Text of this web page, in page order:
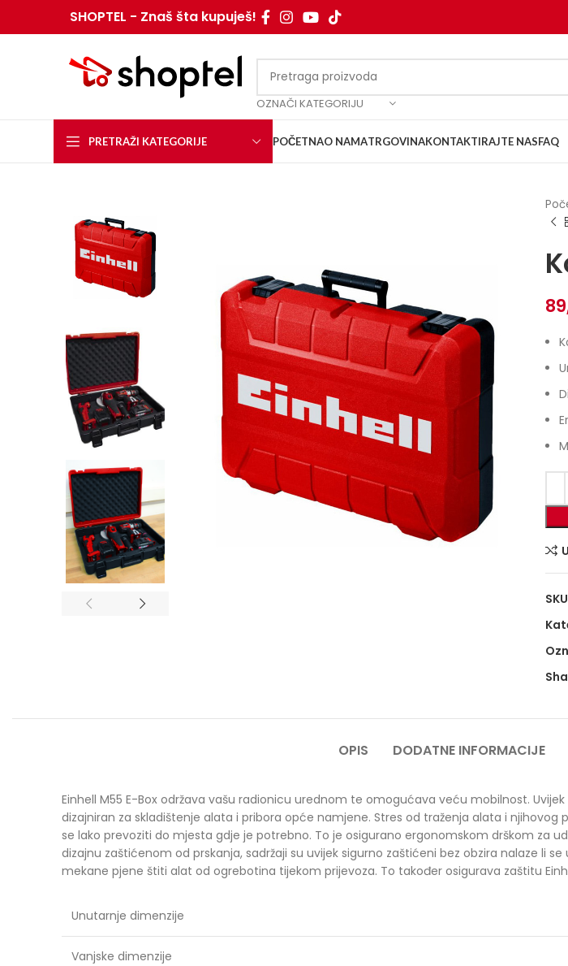
SHOPTEL - Znaš šta kupuješ!
OZNAČI KATEGORIJU
PRETRAŽI KATEGORIJE POČETNAO NAMATRGOVINAKONTAKTIRAJTE NASFAQ
OPIS DODATNE INFORMACIJE
Einhell M55 E-Box održava vašu radionicu urednom te omogućava veću mobilnost.
dizajniran za skladištenje alata i pribora opće namjene. Stres od traženja alata i
se lako prevoziti do mjesta gdje je potrebno. To je osigurano ergonomskom drškom za
dizajnu zaštićenom od prskanja, sadržaji su uvijek sigurno zaštićeni bez obzira nalaze li
mekane pjene štiti alat od ogrebotina tijekom prijevoza. To također osigurava zaštitu
Unutarnje dimenzije
Vanjske dimenzije